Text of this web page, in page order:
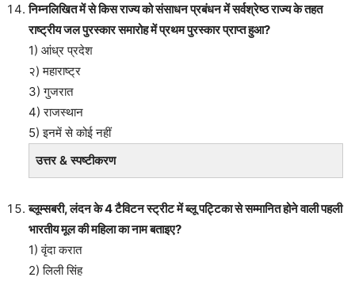
निम्नलिखित में से किस राज्य को संसाधन प्रबंधन में सर्वश्रेष्ठ राज्य के तहत
राष्ट्रीय जल पुरस्कार समारोह में प्रथम पुरस्कार प्राप्त हुआ?
1) आंध्र प्रदेश
२) महाराष्ट्र
3) गुजरात
4) राजस्थान
5) इनमें से कोई नहीं
उत्तर & स्पष्टीकरण
ब्लूम्सबरी, लंदन के 4 टैविटन स्ट्रीट में ब्लू पट्टिका से सम्मानित होने वाली पहली
भारतीय मूल की महिला का नाम बताइए?
1) वृंदा करात
2) लिली सिंह